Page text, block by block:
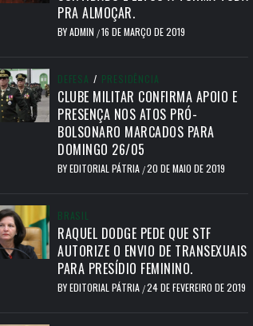
PRA ALMOÇAR.
BYADMIN /16 DE MARÇO DE 2019
DEFESA / PRESIDÊNCIA
CLUBE MILITAR CONFIRMA APOIO E
PRESENÇA NOS ATOS PRÓ-
BOLSONARO MARCADOS PARA
DOMINGO 26/05
BYEDITORIAL PÁTRIA /20 DE MAIO DE 2019
BRASIL
RAQUEL DODGE PEDE QUE STF
AUTORIZE O ENVIO DE TRANSEXUAIS
PARA PRESÍDIO FEMININO.
BYEDITORIAL PÁTRIA /24 DE FEVEREIRO DE 2019